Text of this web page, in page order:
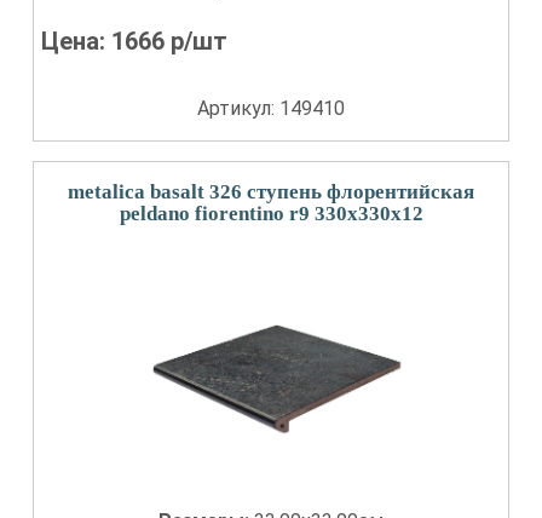
Цена: 1666 р/шт
Артикул: 149410
metalica basalt 326 ступень флорентийская
peldano fiorentino r9 330x330x12